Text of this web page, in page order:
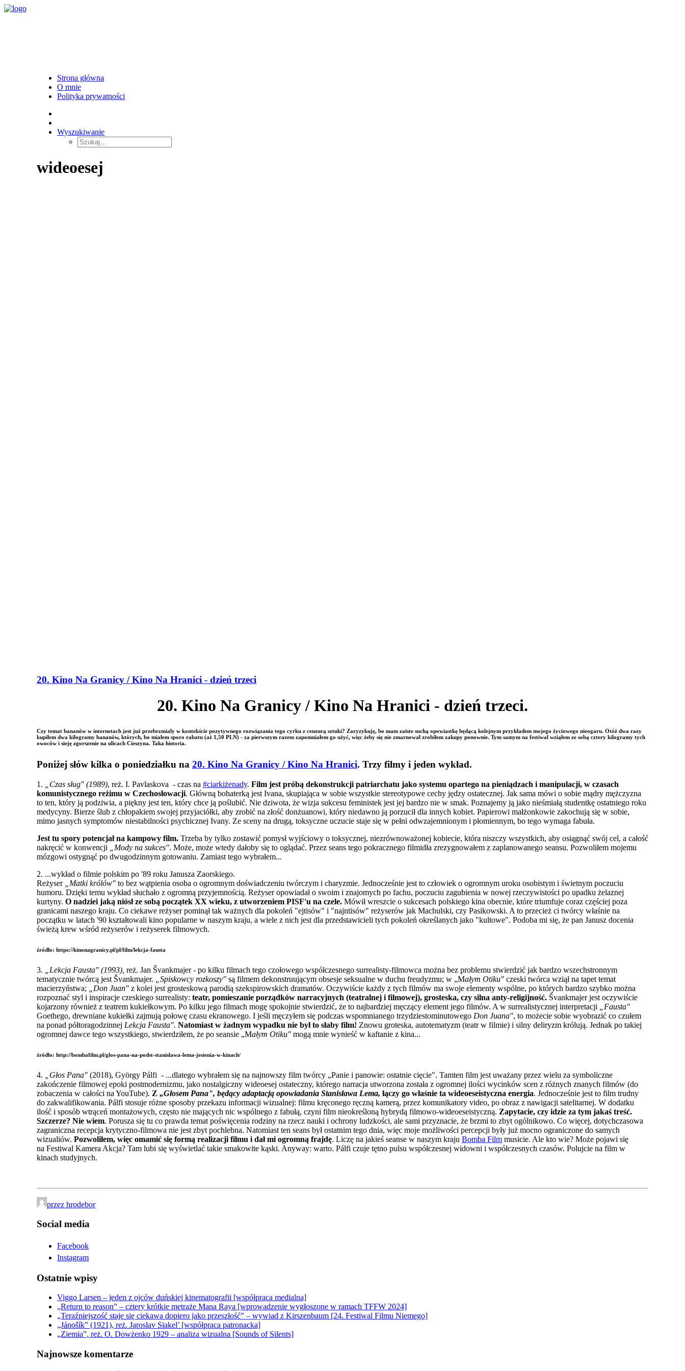
Strona główna
O mnie
Polityka prywatności
Wyszukiwanie
wideoesej
20. Kino Na Granicy / Kino Na Hranici - dzień trzeci
20. Kino Na Granicy / Kino Na Hranici - dzień trzeci.
Czy temat bananów w internetach jest już przebrzmiały w kontekście pozytywnego rozwiązania tego cyrku z cenzurą sztuki? Zaryzykuję, bo mam zaiste suchą opowiastkę będącą kolejnym przykładem mojego życiowego nieogaru. Otóż dwa razy
kupiłem dwa kilogramy bananów, których, bo miałem sporo rabatu (aż 1,50 PLN) - za pierwszym razem zapomniałem go użyć, więc żeby się nie zmarnował zrobiłem zakupy ponownie. Tym samym na festiwal wziąłem ze sobą cztery kilogramy tych
owoców i sieję zgorszenie na ulicach Cieszyna. Taka historia.
Poniżej słów kilka o poniedziałku na 20. Kino Na Granicy / Kino Na Hranici. Trzy filmy i jeden wykład.
1. „Czas sług" (1989), reż. I. Pavlaskova - czas na #ciarkiżenady. Film jest próbą dekonstrukcji patriarchatu jako systemu opartego na pieniądzach i manipulacji, w czasach
komunistycznego reżimu w Czechosłowacji. Główną bohaterką jest Ivana, skupiająca w sobie wszystkie stereotypowe cechy jędzy ostatecznej. Jak sama mówi o sobie mądry mężczyzna
to ten, który ją podziwia, a piękny jest ten, który chce ją poślubić. Nie dziwota, że wizja sukcesu feministek jest jej bardzo nie w smak. Poznajemy ją jako nieśmiałą studentkę ostatniego roku
medycyny. Bierze ślub z chłopakiem swojej przyjaciółki, aby zrobić na złość donżuanowi, który niedawno ją porzucił dla innych kobiet. Papierowi małżonkowie zakochują się w sobie,
mimo jasnych symptomów niestabilności psychicznej Ivany. Ze sceny na drugą, toksyczne uczucie staje się w pełni odwzajemnionym i płomiennym, bo tego wymaga fabuła.
Jest tu spory potencjał na kampowy film. Trzeba by tylko zostawić pomysł wyjściowy o toksycznej, niezrównoważonej kobiecie, która niszczy wszystkich, aby osiągnąć swój cel, a całość
nakręcić w konwencji
„Mody na sukces". Może, może wtedy dałoby się to oglądać. Przez seans tego pokracznego filmidła zrezygnowałem z zaplanowanego seansu. Pozwoliłem mojemu
mózgowi ostygnąć po dwugodzinnym gotowaniu. Zamiast tego wybrałem...
2. ...wykład o filmie polskim po '89 roku Janusza Zaorskiego.
Reżyser
„Matki królów" to bez wątpienia osoba o ogromnym doświadczeniu twórczym i charyzmie. Jednocześnie jest to człowiek o ogromnym uroku osobistym i świetnym poczuciu
humoru. Dzięki temu wykład słuchało z ogromną przyjemnością. Reżyser opowiadał o swoim i znajomych po fachu, poczuciu zagubienia w nowej rzeczywistości po upadku żelaznej
kurtyny. O nadziei jaką niósł ze sobą początek XX wieku, z utworzeniem PISF'u na czele. Mówił wreszcie o sukcesach polskiego kina obecnie, które triumfuje coraz częściej poza
granicami naszego kraju. Co ciekawe reżyser pominął tak ważnych dla pokoleń "ejtisów" i "najntisów" reżyserów jak Machulski, czy Pasikowski. A to przecież ci twórcy właśnie na
początku w latach '90 kształtowali kino popularne w naszym kraju, a wiele z nich jest dla przedstawicieli tych pokoleń określanych jako "kultowe". Podoba mi się, że pan Janusz docenia
świeżą krew wśród reżyserów i reżyserek filmowych.
źródło: https://kinonagranicy.pl/pl/film/lekcja-fausta
3. „Lekcja Fausta" (1993), reż. Jan Švankmajer - po kilku filmach tego czołowego współczesnego surrealisty-filmowca można bez problemu stwierdzić jak bardzo wszechstronnym
tematycznie twórcą jest Švankmajer.
„Spiskowcy rozkoszy" są filmem dekonstruującym obsesje seksualne w duchu freudyzmu; w „Małym Otiku" czeski twórca wziął na tapet temat
macierzyństwa;
„Don Juan" z kolei jest grosteskową parodią szekspirowskich dramatów. Oczywiście każdy z tych filmów ma swoje elementy wspólne, po których bardzo szybko można
rozpoznać styl i inspiracje czeskiego surrealisty: teatr, pomieszanie porządków narracyjnych (teatralnej i filmowej), grosteska, czy silna anty-religijność. Švankmajer jest oczywiście
kojarzony również z teatrem kukiełkowym. Po kilku jego filmach mogę spokojnie stwierdzić, że to najbardziej męczący element jego filmów. A w surrealistycznej interpretacji
„Fausta"
Goethego, drewniane kukiełki zajmują połowę czasu ekranowego. I jeśli męczyłem się podczas wspomnianego trzydziestominutowego Don Juana", to możecie sobie wyobrazić co czułem
na ponad półtoragodzinnej Lekcja Fausta". Natomiast w żadnym wypadku nie był to słaby film! Znowu groteska, autotematyzm (teatr w filmie) i silny deliryzm królują. Jednak po takiej
ogromnej dawce tego wszystkiego, stwierdziłem, że po seansie „Małym Otiku" mogą mnie wynieść w kaftanie z kina...
źródło: http://bombafilm.pl/glos-pana-na-podst-stanislawa-lema-jesienia-w-kinach/
4. „Głos Pana" (2018), György Pálfi - ...dlatego wybrałem się na najnowszy film twórcy „Panie i panowie: ostatnie cięcie". Tamten film jest uważany przez wielu za symboliczne
zakończenie filmowej epoki postmodernizmu, jako nostalgiczny wideoesej ostateczny, którego narracja utworzona została z ogromnej ilości wycinków scen z różnych znanych filmów (do
zobaczenia w całości na YouTube). Z „Głosem Pana", będący adaptacją opowiadania Stanisława Lema, łączy go właśnie ta wideoeseistyczna energia. Jednocześnie jest to film trudny
do zakwalifikowania. Pálfi stosuje różne sposoby przekazu informacji wizualnej: filmu kręconego ręczną kamerą, przez komunikatory video, po obraz z nawigacji satelitarnej. W dodatku
ilość i sposób wtrąceń montażowych, często nie mających nic wspólnego z fabułą, czyni film nieokreśloną hybrydą filmowo-wideoeseistyczną. Zapytacie, czy idzie za tym jakaś treść.
Szczerze? Nie wiem. Porusza się tu co prawda temat poświęcenia rodziny na rzecz nauki i ochrony ludzkości, ale sami przyznacie, że brzmi to zbyt ogólnikowo. Co więcej, dotychczasowa
zagraniczna recepcja krytyczno-filmowa nie jest zbyt pochlebna. Natomiast ten seans był ostatnim tego dnia, więc moje możliwości percepcji były już mocno ograniczone do samych
wizualiów. Pozwoliłem, więc omamić się formą realizacji filmu i dał mi ogromną frajdę. Liczę na jakieś seanse w naszym kraju Bomba Film musicie. Ale kto wie? Może pojawi się
na Festiwal Kamera Akcja? Tam lubi się wyświetlać takie smakowite kąski. Anyway: warto. Pálfi czuje tętno pulsu współczesnej widowni i współczesnych czasów. Polujcie na film w
kinach studyjnych.
przez hrodebor
Social media
Facebook
Instagram
Ostatnie wpisy
Viggo Larsen – jeden z ojców duńskiej kinematografii [współpraca medialna]
„Return to reason” – cztery krótkie metraże Mana Raya [wprowadzenie wygłoszone w ramach TFFW 2024]
„Teraźniejszość staje się ciekawa dopiero jako przeszłość” – wywiad z Kirszenbaum [24. Festiwal Filmu Niemego]
„Jánošík” (1921), reż. Jaroslav Siakel’ [współpraca patronacka]
„Ziemia”, reż. O. Dowżenko 1929 – analiza wizualna [Sounds of Silents]
Najnowsze komentarze